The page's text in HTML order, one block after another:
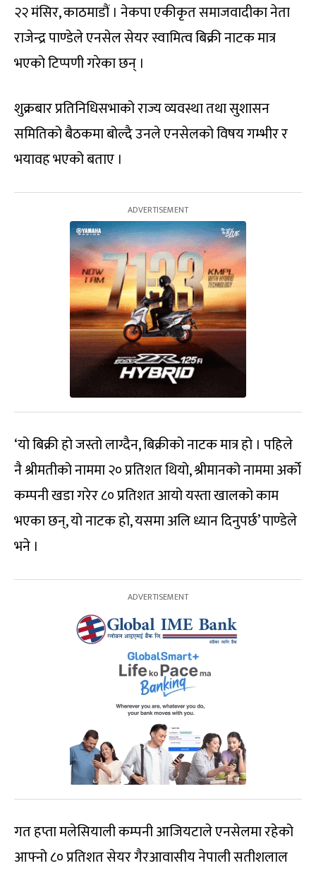
२२ मंसिर, काठमाडौं । नेकपा एकीकृत समाजवादीका नेता
राजेन्द्र पाण्डेले एनसेल सेयर स्वामित्व बिक्री नाटक मात्र
भएको टिप्पणी गरेका छन् ।
शुक्रबार प्रतिनिधिसभाको राज्य व्यवस्था तथा सुशासन
समितिको बैठकमा बोल्दै उनले एनसेलको विषय गम्भीर र
भयावह भएको बताए ।
‘यो बिक्री हो जस्तो लाग्दैन, बिक्रीको नाटक मात्र हो । पहिले
नै श्रीमतीको नाममा २० प्रतिशत थियो, श्रीमानको नाममा अर्को
कम्पनी खडा गरेर ८० प्रतिशत आयो यस्ता खालको काम
भएका छन्, यो नाटक हो, यसमा अलि ध्यान दिनुपर्छ’ पाण्डेले
भने ।
गत हप्ता मलेसियाली कम्पनी आजियटाले एनसेलमा रहेको
आफ्नो ८० प्रतिशत सेयर गैरआवासीय नेपाली सतीशलाल